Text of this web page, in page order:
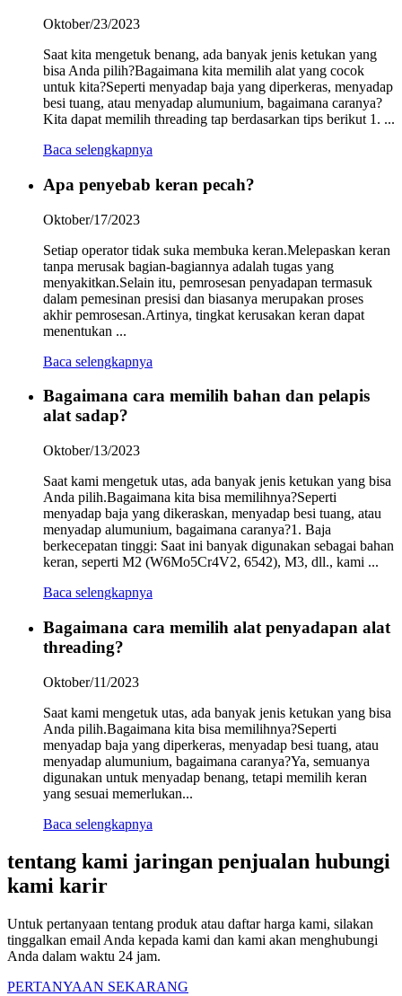
Oktober/23/2023
Saat kita mengetuk benang, ada banyak jenis ketukan yang
bisa Anda pilih?Bagaimana kita memilih alat yang cocok
untuk kita?Seperti menyadap baja yang diperkeras, menyadap
besi tuang, atau menyadap alumunium, bagaimana caranya?
Kita dapat memilih threading tap berdasarkan tips berikut 1. ...
Baca selengkapnya
Apa penyebab keran pecah?
Oktober/17/2023
Setiap operator tidak suka membuka keran.Melepaskan keran
tanpa merusak bagian-bagiannya adalah tugas yang
menyakitkan.Selain itu, pemrosesan penyadapan termasuk
dalam pemesinan presisi dan biasanya merupakan proses
akhir pemrosesan.Artinya, tingkat kerusakan keran dapat
menentukan ...
Baca selengkapnya
Bagaimana cara memilih bahan dan pelapis
alat sadap?
Oktober/13/2023
Saat kami mengetuk utas, ada banyak jenis ketukan yang bisa
Anda pilih.Bagaimana kita bisa memilihnya?Seperti
menyadap baja yang dikeraskan, menyadap besi tuang, atau
menyadap alumunium, bagaimana caranya?1. Baja
berkecepatan tinggi: Saat ini banyak digunakan sebagai bahan
keran, seperti M2 (W6Mo5Cr4V2, 6542), M3, dll., kami ...
Baca selengkapnya
Bagaimana cara memilih alat penyadapan alat
threading?
Oktober/11/2023
Saat kami mengetuk utas, ada banyak jenis ketukan yang bisa
Anda pilih.Bagaimana kita bisa memilihnya?Seperti
menyadap baja yang diperkeras, menyadap besi tuang, atau
menyadap alumunium, bagaimana caranya?Ya, semuanya
digunakan untuk menyadap benang, tetapi memilih keran
yang sesuai memerlukan...
Baca selengkapnya
tentang kami jaringan penjualan hubungi
kami karir
Untuk pertanyaan tentang produk atau daftar harga kami, silakan
tinggalkan email Anda kepada kami dan kami akan menghubungi
Anda dalam waktu 24 jam.
PERTANYAAN SEKARANG